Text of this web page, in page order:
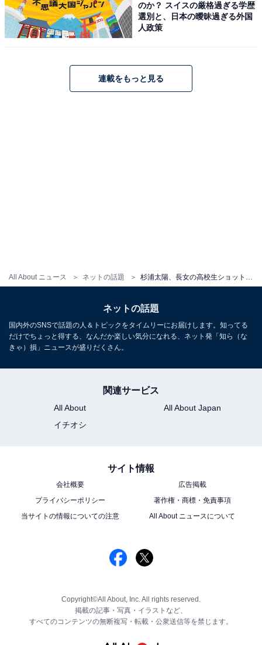
All About ニュース ネットの話題
のか？ スイスの厳格過ぎる学歴
選別と、日本の曖昧過ぎる外国
人政策
連載をもっと見る
ネットの話題
国内外のSNSで話題の人＆トピックをタイムリーにお届けします。知ってる
だけでちょっと得する、なんだか楽しい気分になれる、ネット発「知ら（な
きゃ）損」ニュースが盛りだくさん。
関連サービス
All About
All About Japan
イチオシ
サイト情報
会社概要
広告掲載
プライバシーポリシー
著作権・商標・免責事項
当サイトの情報についての注意
All About ニュースについて
Copyright©All About, Inc. All rights reserved.
掲載の記事・写真・イラストなど、
すべてのコンテンツの無断複写・転載・公衆送信等を禁じます。